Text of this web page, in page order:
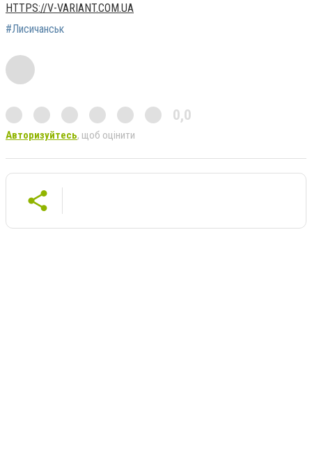
HTTPS://V-VARIANT.COM.UA
#Лисичанськ
0,0
Авторизуйтесь, щоб оцінити